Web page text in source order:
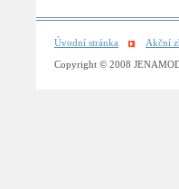
Úvodní stránka Akční
Copyright © 2008